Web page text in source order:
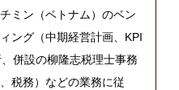
ミン（ベトナム）のベン
ング（中期経営計画、KPI
併設の柳隆志税理士事務
税務）などの業務に従